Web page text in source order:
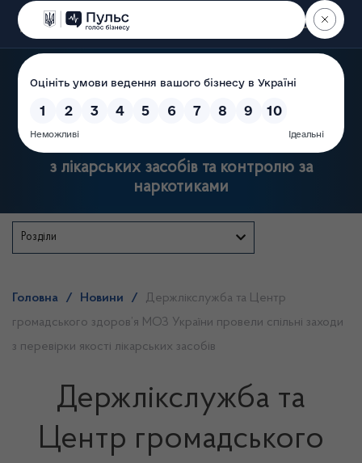
Пошук
Державна служба України
з лікарських засобів та контролю за
наркотиками
Розділи
Головна / Новини /
Держлікслужба та Центр
громадського здоров’я МОЗ України провели спільні заходи
з перевірки якості лікарських засобів
Держлікслужба та
Центр громадського